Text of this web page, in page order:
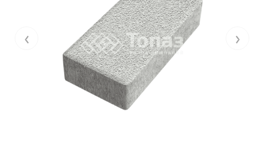
‹ ›